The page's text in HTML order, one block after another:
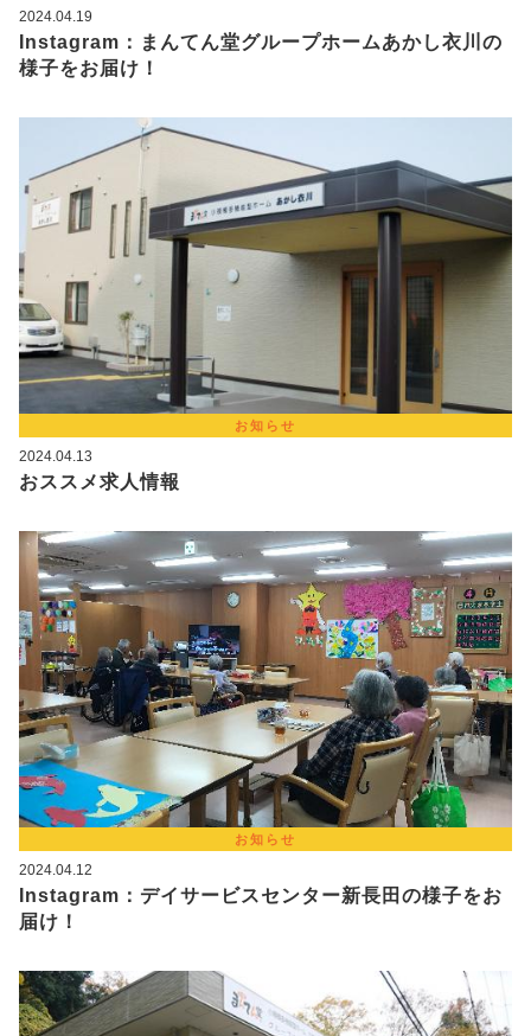
2024.04.19
Instagram：まんてん堂グループホームあかし衣川の
様子をお届け！
お知らせ
2024.04.13
おススメ求人情報
お知らせ
2024.04.12
Instagram：デイサービスセンター新長田の様子をお
届け！